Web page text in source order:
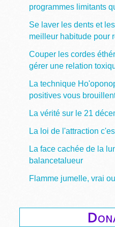
programmes limitants
Se laver les dents et
meilleur habitude pour
Couper les cordes
gérer une relation
La technique
positives vous
La vérité sur le 21
La loi de l'attraction
La face cachée de la
balancetalueur
Flamme jumelle, vrai